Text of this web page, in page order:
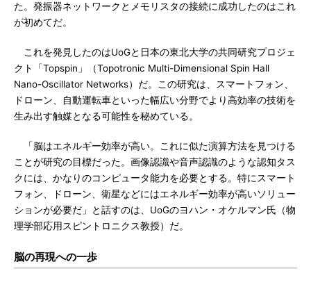
た。発振器ネットワークとメモリスタの接続に成功したのはこれ
が初めてだ。
これを発見したのはUoGと日本の東北大学の共同研究プロジェ
クト「Topspin」（Topotronic Multi-Dimensional Spin Hall
Nano-Oscillator Networks）だ。この研究は、スマートフォン、
ドローン、自動運転車といった幅広い分野でより高効率の技術を
生み出す触媒となる可能性を秘めている。
「脳はエネルギー効率が高い。これに似た演算方法を見つける
ことが研究の目標だった。画像認識や音声認識のような認知タス
クには、かなりのコンピュータ能力を必要とする。特にスマート
フォン、ドローン、衛星などにはエネルギー効率が高いソリュー
ションが必要だ」と話すのは、UoGのヨハン・オケルマン氏（物
理学部応用スピントロニクス教授）だ。
脳の再現への一歩